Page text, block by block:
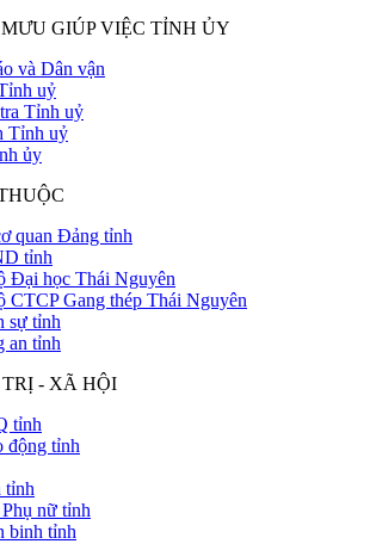
GIÚP VIỆC TỈNH ỦY
và Dân vận
uỷ
Tỉnh uỷ
Tỉnh uỷ
ủy
quan Đảng tỉnh
tỉnh
Đại học Thái Nguyên
CTCP Gang thép Thái Nguyên
sự tỉnh
an tỉnh
- XÃ HỘI
tỉnh
động tỉnh
tỉnh
nữ tỉnh
binh tỉnh